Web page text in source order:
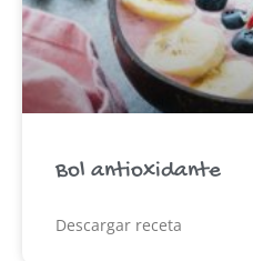
Bol antioxidante
Descargar receta